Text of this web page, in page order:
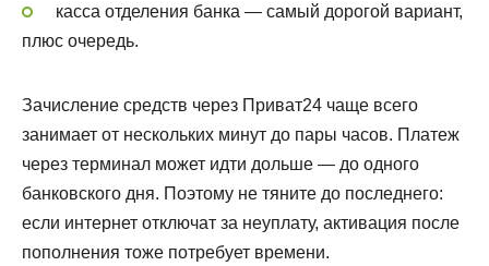
касса отделения банка — самый дорогой вариант,
плюс очередь.
Зачисление средств через Приват24 чаще всего
занимает от нескольких минут до пары часов. Платеж
через терминал может идти дольше — до одного
банковского дня. Поэтому не тяните до последнего:
если интернет отключат за неуплату, активация после
пополнения тоже потребует времени.